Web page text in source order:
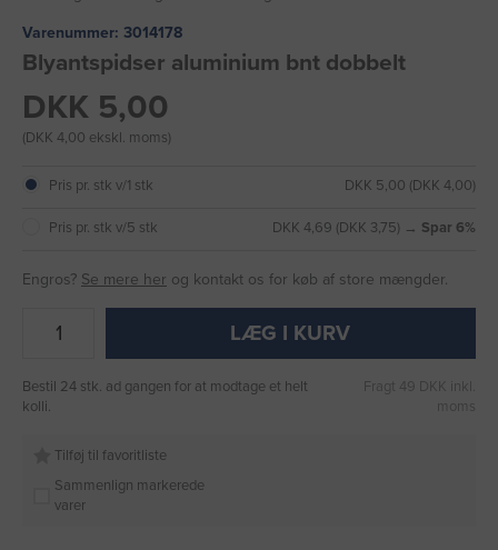
Varenummer: 3014178
Blyantspidser aluminium bnt dobbelt
DKK 5,00
(DKK 4,00 ekskl. moms)
Pris pr. stk v/1 stk DKK 5,00 (DKK 4,00)
Pris pr. stk v/5 stk DKK 4,69 (DKK 3,75) → Spar 6%
Engros? Se mere her og kontakt os for køb af store mængder.
LÆG I KURV
Bestil 24 stk. ad gangen for at modtage et helt
kolli.
Fragt 49 DKK inkl.
moms
Tilføj til favoritliste
Sammenlign markerede
varer